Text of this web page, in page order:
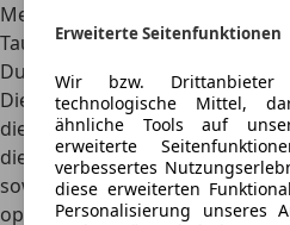
Metallic-/Micafarben
Taubengraumetallic,
Dunkelblaumica und
Die Karosserie istsehr
die großvolumigen
diesen Eindruck. Ebenso
sowie die tief eingebauten
optische Tieferlegung und
Erweiterte Seitenfunktionen
Wir bzw. Drittanbieter
technologische Mittel,
ähnliche Tools auf
erweiterte
verbessertes
diese erweiterten
Personalisierung unseres